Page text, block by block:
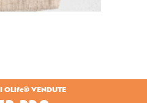
OLife® VENDUTE